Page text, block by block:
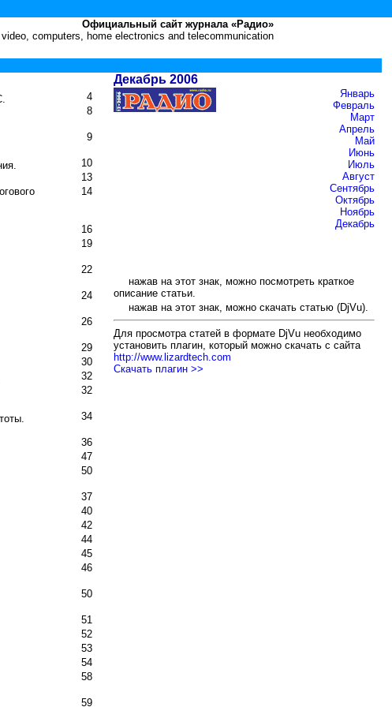
Официальный сайт журнала «Радио»
computers, home electronics and telecommunication
4
8
9
10
13
14
16
19
22
24
26
29
30
32
32
34
36
47
50
37
40
42
44
45
46
50
51
52
53
54
58
59
Декабрь 2006
Январь
Февраль
Март
Апрель
Май
Июнь
Июль
Август
Сентябрь
Октябрь
Ноябрь
Декабрь
нажав на этот знак, можно посмотреть краткое
описание статьи.
нажав на этот знак, можно скачать статью (DjVu).
Для просмотра статей в формате DjVu необходимо
установить плагин, который можно скачать с сайта
http://www.lizardtech.com
Скачать плагин >>